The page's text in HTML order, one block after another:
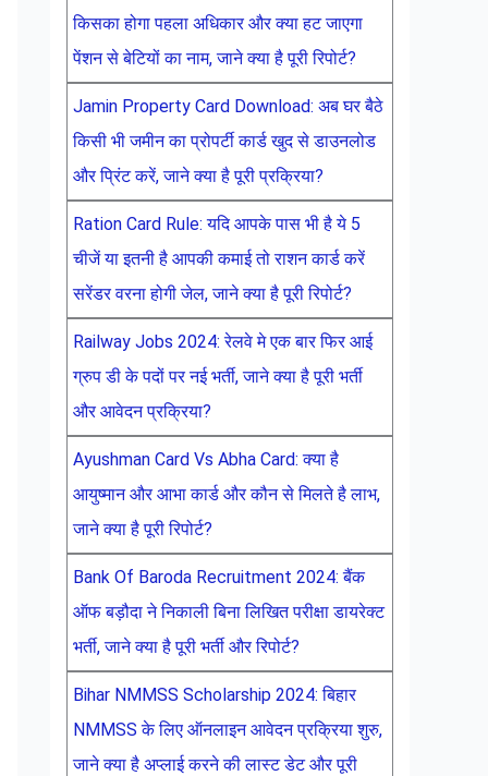
किसका होगा पहला अधिकार और क्या हट जाएगा
पेंशन से बेटियों का नाम, जाने क्या है पूरी रिपोर्ट?
Jamin Property Card Download: अब घर बैठे
किसी भी जमीन का प्रोपर्टी कार्ड खुद से डाउनलोड
और प्रिंट करें, जाने क्या है पूरी प्रक्रिया?
Ration Card Rule: यदि आपके पास भी है ये 5
चीजें या इतनी है आपकी कमाई तो राशन कार्ड करें
सरेंडर वरना होगी जेल, जाने क्या है पूरी रिपोर्ट?
Railway Jobs 2024: रेलवे मे एक बार फिर आई
ग्रुप डी के पदों पर नई भर्ती, जाने क्या है पूरी भर्ती
और आवेदन प्रक्रिया?
Ayushman Card Vs Abha Card: क्या है
आयुष्मान और आभा कार्ड और कौन से मिलते है लाभ,
जाने क्या है पूरी रिपोर्ट?
Bank Of Baroda Recruitment 2024: बैंक
ऑफ बड़ौदा ने निकाली बिना लिखित परीक्षा डायरेक्ट
भर्ती, जाने क्या है पूरी भर्ती और रिपोर्ट?
Bihar NMMSS Scholarship 2024: बिहार
NMMSS के लिए ऑनलाइन आवेदन प्रक्रिया शुरु,
जाने क्या है अप्लाई करने की लास्ट डेट और पूरी